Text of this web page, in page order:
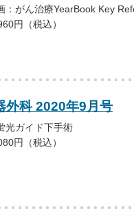
：がん治療YearBook Key
円（税込）
外科 2020年9月号
光ガイド下手術
円（税込）